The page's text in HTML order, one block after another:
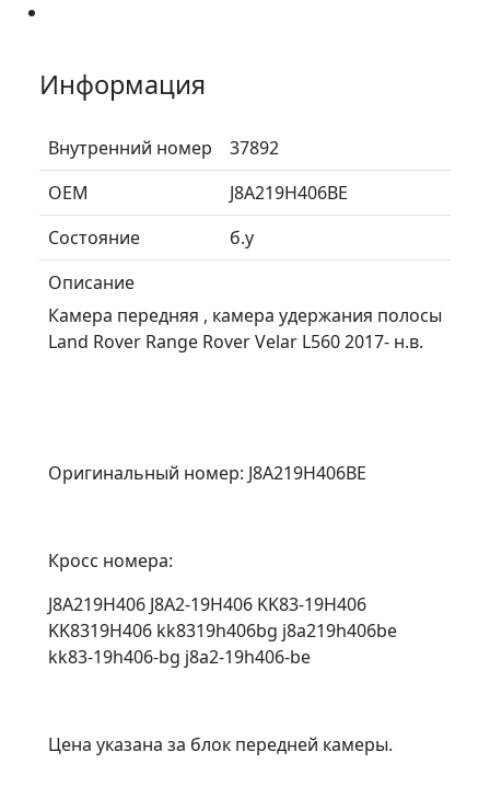
Информация
Внутренний номер
37892
ОЕМ
J8A219H406BE
Состояние
б.у
Описание
Камера передняя , камера удержания полосы
Land Rover Range Rover Velar L560 2017- н.в.
Оригинальный номер: J8A219H406BE
Кросс номера:
J8A219H406 J8A2-19H406 KK83-19H406
KK8319H406 kk8319h406bg j8a219h406be
kk83-19h406-bg j8a2-19h406-be
Цена указана за блок передней камеры.